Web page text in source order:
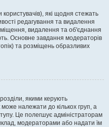
які щодня стежать
редагування та видалення
видалення та об'єднання
Основне завдання модераторів
та розміщень образливих
якими керують
належати до кількох груп, а
Це полегшує адміністраторам
модераторами або надати їм